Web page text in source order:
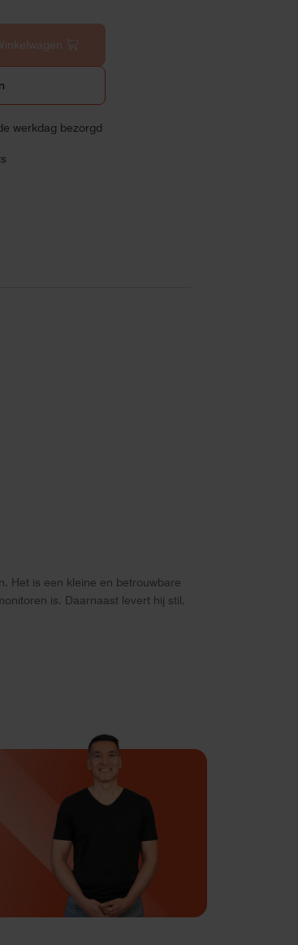
werkdag bezorgd
Het is een kleine en betrouwbare
is. Daarnaast levert hij stil,